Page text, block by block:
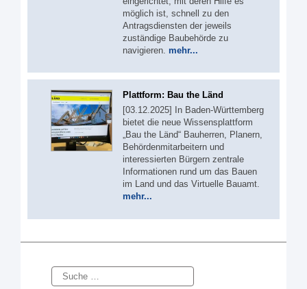
möglich ist, schnell zu den
Antragsdiensten der jeweils
zuständige Baubehörde zu
navigieren. mehr...
Plattform: Bau the Länd
[03.12.2025] In Baden-Württemberg
bietet die neue Wissensplattform
„Bau the Länd“ Bauherren, Planern,
Behördenmitarbeitern und
interessierten Bürgern zentrale
Informationen rund um das Bauen
im Land und das Virtuelle Bauamt.
mehr...
Suche